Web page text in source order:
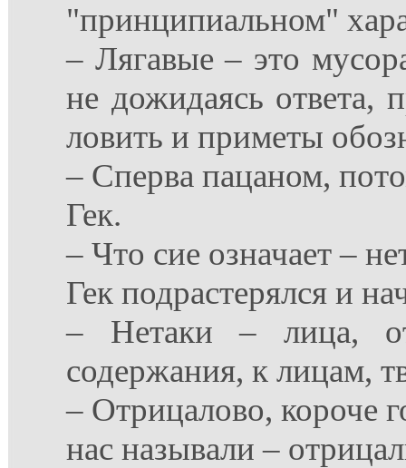
"принципиальном"
– Лягавые – это
не дожидаясь ответа,
ловить и приметы
– Сперва пацаном,
Гек.
– Что сие означает –
Гек подрастерялся и
– Нетаки – лица,
содержания, к лицам,
– Отрицалово, короче
нас называли –